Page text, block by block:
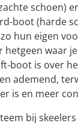
schoen)
boot (harde
hun eigen
hetgeen waar
boot is over
ademend,
is en meer
bij